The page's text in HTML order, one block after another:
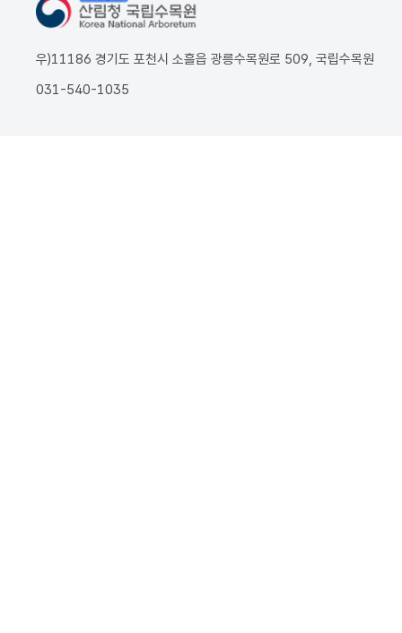
우)11186 경기도 포천시 소흘읍 광릉수목원로 509, 국립수목원
031-540-1035